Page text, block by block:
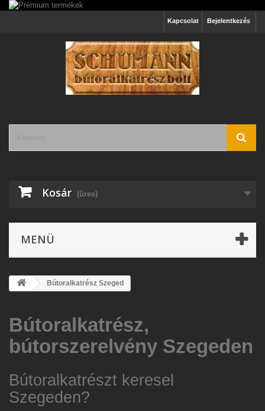
Bejelentkezés
Kapcsolat
Kosár (üres)
MENÜ
Bútoralkatrész Szeged
Bútoralkatrész,
bútorszerelvény Szegeden
Bútoralkatrészt keresel
Szegeden?